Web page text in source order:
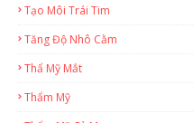
Tạo Môi Trái Tim
Tăng Độ Nhô Cằm
Thẩ Mỹ Mắt
Thẩm Mỹ